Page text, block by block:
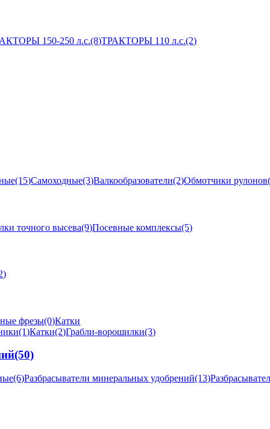
150-250 л.с.(8)ТРАКТОРЫ 110 л.с.(2)
(15)Самоходные(3)Валкообразователи(2)Обмотчики рулонов
точного высева(9)Посевные комплексы(5)
фрезы(0)Катки
(1)Катки(2)Грабли-ворошилки(3)
(50)
(6)Разбрасыватели минеральных удобрений(13)